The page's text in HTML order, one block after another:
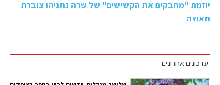
יוזמת "מחבקים את הקשישים" של שרה נתניהו צוברת
תאוצה
עדכונים אחרונים